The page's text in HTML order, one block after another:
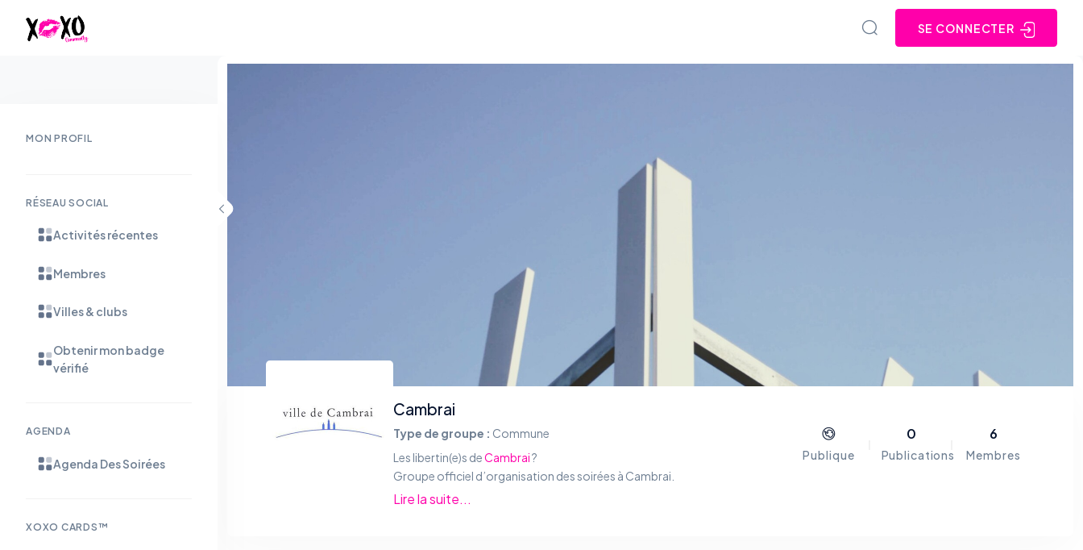
MON PROFIL
RÉSEAU SOCIAL
Activités récentes
Membres
Villes & clubs
Obtenir mon badge
vérifié
AGENDA
Agenda Des Soirées
XOXO CARDS™
SE CONNECTER
Cambrai
Type de groupe : Commune
Les libertin(e)s deCambrai?
Groupe officiel d’organisation des soirées à Cambrai.
Cambrai est une commune française, historiquement capitale du
Lire la suite...
Publique
0
Publications
6
Membres